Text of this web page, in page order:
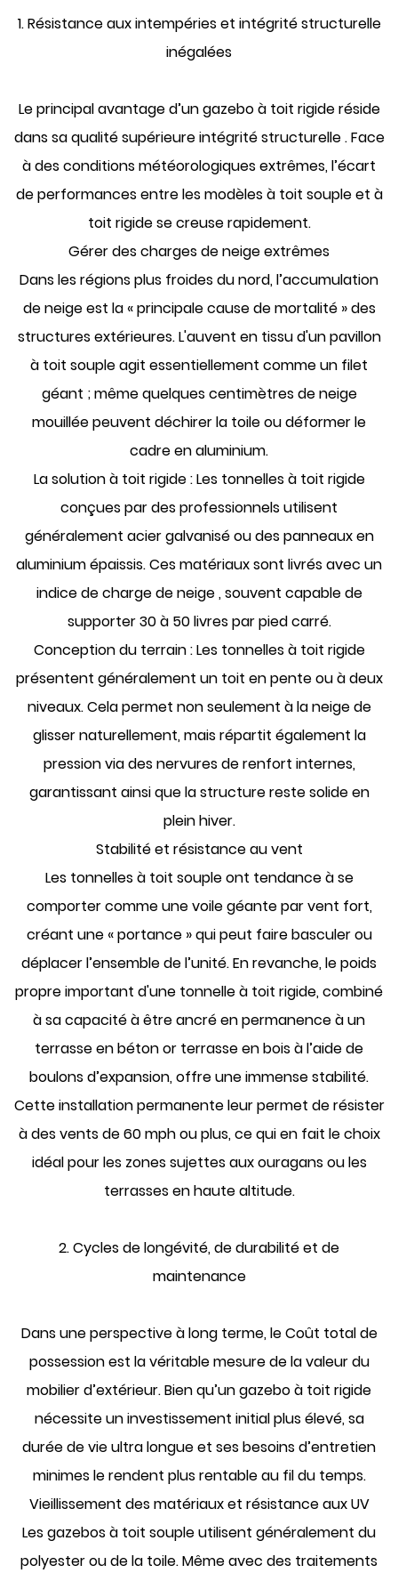
1. Résistance aux intempéries et intégrité structurelle
inégalées
Le principal avantage d’un gazebo à toit rigide réside
dans sa qualité supérieureintégrité structurelle. Face
à des conditions météorologiques extrêmes, l’écart
de performances entre les modèles à toit souple et à
toit rigide se creuse rapidement.
Gérer des charges de neige extrêmes
Dans les régions plus froides du nord, l’accumulation
de neige est la « principale cause de mortalité » des
structures extérieures. L'auvent en tissu d'un pavillon
à toit souple agit essentiellement comme un filet
géant ; même quelques centimètres de neige
mouillée peuvent déchirer la toile ou déformer le
cadre en aluminium.
La solution à toit rigide :Les tonnelles à toit rigide
conçues par des professionnels utilisent
généralement acier galvaniséou des panneaux en
aluminium épaissis. Ces matériaux sont livrés avec un
indice de charge de neige, souvent capable de
supporter 30 à 50 livres par pied carré.
Conception du terrain :Les tonnelles à toit rigide
présentent généralement un toit en pente ou à deux
niveaux. Cela permet non seulement à la neige de
glisser naturellement, mais répartit également la
pression via des nervures de renfort internes,
garantissant ainsi que la structure reste solide en
plein hiver.
Stabilité et résistance au vent
Les tonnelles à toit souple ont tendance à se
comporter comme une voile géante par vent fort,
créant une « portance » qui peut faire basculer ou
déplacer l’ensemble de l’unité. En revanche, le poids
propre important d'une tonnelle à toit rigide, combiné
à sa capacité à êtreancré en permanenceà un
terrasse en bétonor terrasse en boisà l’aide de
boulons d’expansion, offre une immense stabilité.
Cette installation permanente leur permet de résister
à des vents de 60 mph ou plus, ce qui en fait le choix
idéal pour les zones sujettes aux ouragans ou les
terrasses en haute altitude.
2. Cycles de longévité, de durabilité et de
maintenance
Dans une perspective à long terme, leCoût total de
possessionest la véritable mesure de la valeur du
mobilier d’extérieur. Bien qu’un gazebo à toit rigide
nécessite un investissement initial plus élevé, sa
durée de vie ultra longue et ses besoins d’entretien
minimes le rendent plus rentable au fil du temps.
Vieillissement des matériaux et résistance aux UV
Les gazebos à toit souple utilisent généralement du
polyester ou de la toile. Même avec des traitements